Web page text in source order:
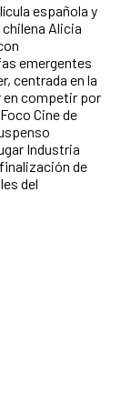
española y
Alicia
emergentes
centrada en la
en competir por
Cine de
Industria
de
del